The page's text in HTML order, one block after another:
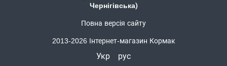
Чернігівська)
Повна версія сайту
2013-2026 Інтернет-магазин Кормак
Укр рус